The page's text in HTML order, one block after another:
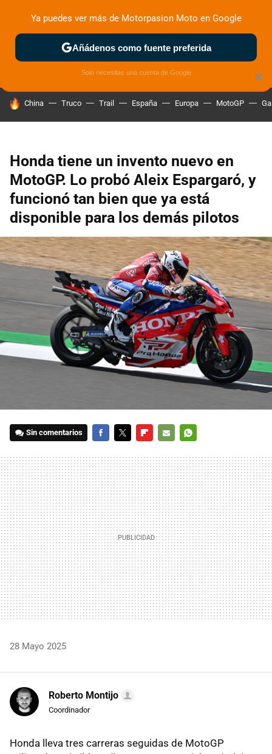
ZONA DE PRUEBAS DEPORTIVAS MOTOS ELÉCTRICAS
HOY SE HABLA DE
China Truco Trail España Europa MotoGP
Honda tiene un invento nuevo en
MotoGP. Lo probó Aleix Espargaró, y
funcionó tan bien que ya está
disponible para los demás pilotos
Sin comentarios
MAIL
28 Mayo 2025
Roberto Montijo
Coordinador
Honda lleva tres carreras seguidas de MotoGP
×
Ya puedes ver más de Motorpasion Moto en Google
Añádenos como fuente preferida
Solo necesitas una cuenta de Google